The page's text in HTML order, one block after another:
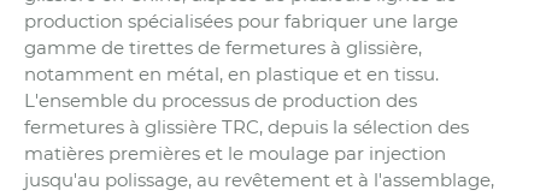
production spécialisées pour fabriquer une large
gamme de tirettes de fermetures à glissière,
notamment en métal, en plastique et en tissu.
L'ensemble du processus de production des
fermetures à glissière TRC, depuis la sélection des
matières premières et le moulage par injection
jusqu'au polissage, au revêtement et à l'assemblage,